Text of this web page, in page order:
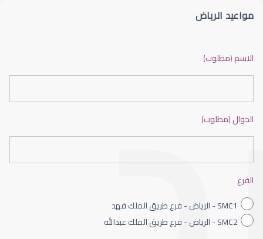
ضعف نظر الاطفال
مواعيد الرياض
الاسم (مطلوب)
الجوال (مطلوب)
الفرع
SMC1 - الرياض - فرع طريق الملك فهد
SMC2 - الرياض - فرع طريق الملك عبدالله